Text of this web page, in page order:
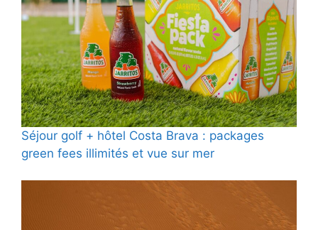
Séjour golf + hôtel Costa Brava : packages
green fees illimités et vue sur mer